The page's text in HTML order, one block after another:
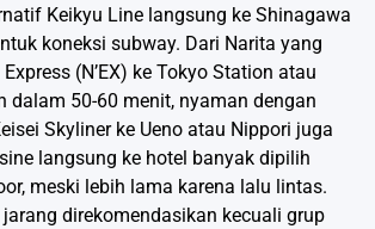
Keikyu Line langsung ke Shinagawa
koneksi subway. Dari Narita yang
(N’EX) ke Tokyo Station atau
dalam 50-60 menit, nyaman dengan
Skyliner ke Ueno atau Nippori juga
langsung ke hotel banyak dipilih
meski lebih lama karena lalu lintas.
direkomendasikan kecuali grup